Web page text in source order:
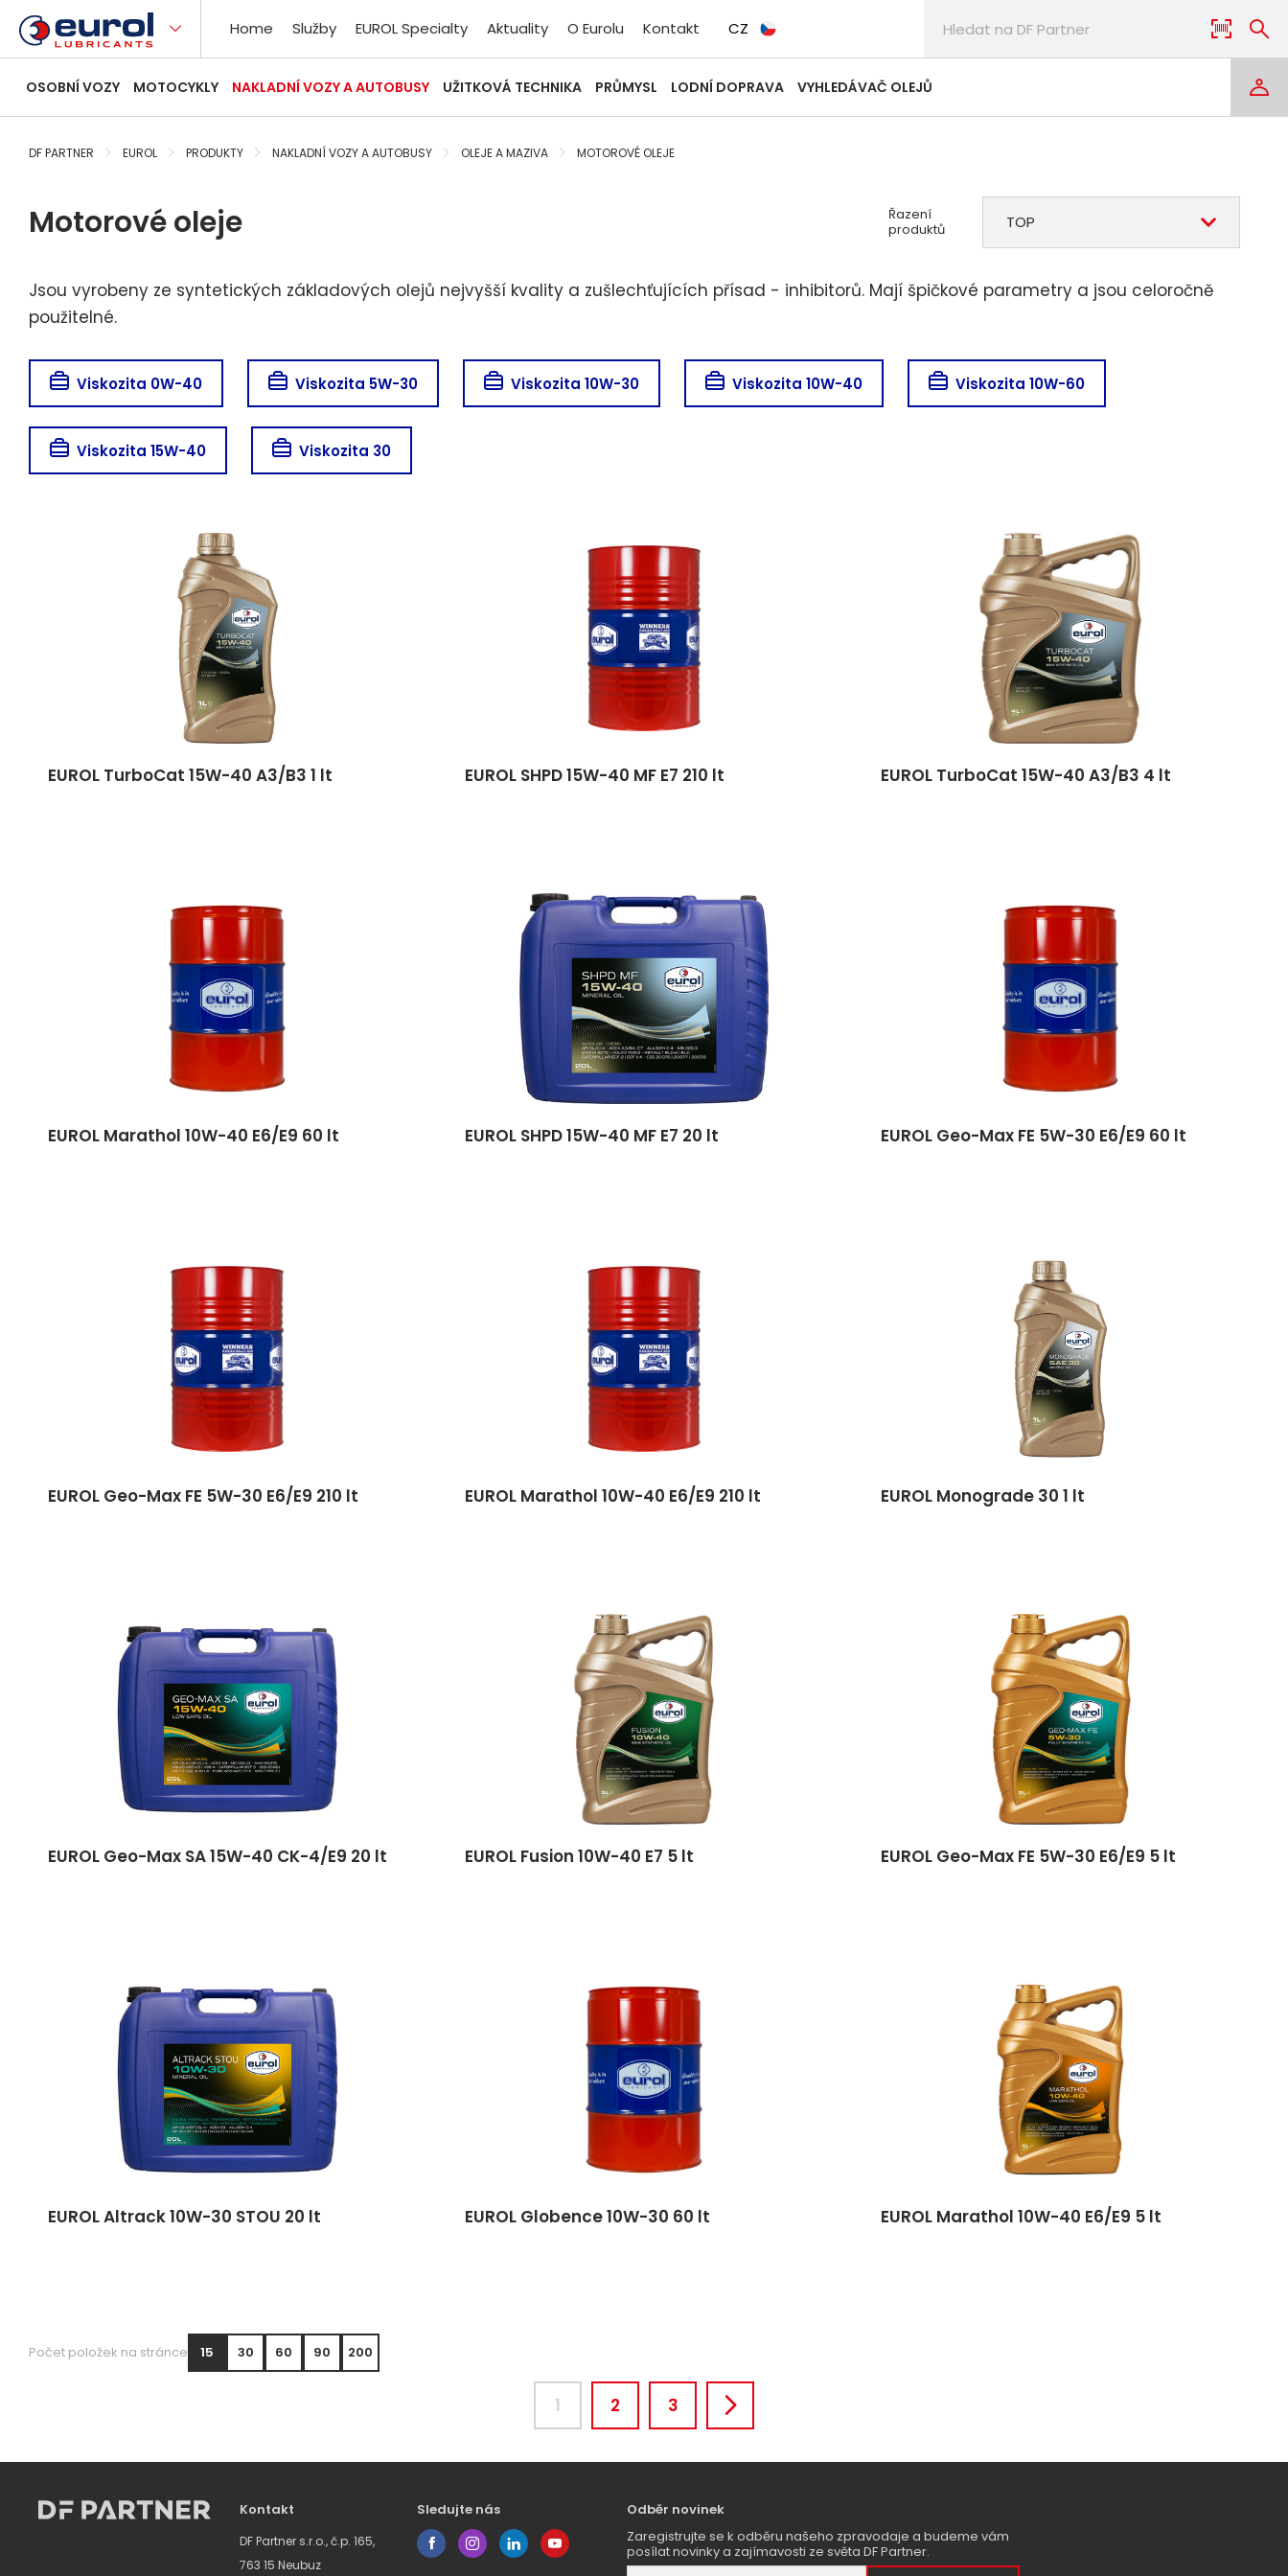
Home Služby EUROL Specialty Aktuality O Eurolu Kontakt CZ
OSOBNÍ VOZY MOTOCYKLY NAKLADNÍ VOZY A AUTOBUSY UŽITKOVÁ TECHNIKA PRŮMYSL LODNÍ DOPRAVA VYHLEDÁVAČ OLEJŮ
DF PARTNER EUROL PRODUKTY NAKLADNÍ VOZY A AUTOBUSY OLEJE A MAZIVA MOTOROVÉ OLEJE
Motorové oleje
Řazení
produktů
TOP
Jsou vyrobeny ze syntetických základových olejů nejvyšší kvality a zušlechťujících přísad - inhibitorů. Mají špičkové parametry a jsou celoročně
použitelné.
Viskozita 0W-40 Viskozita 5W-30 Viskozita 10W-30 Viskozita 10W-40 Viskozita 10W-60
Viskozita 15W-40 Viskozita 30
EUROL TurboCat 15W-40 A3/B3 1 lt EUROL SHPD 15W-40 MF E7 210 lt EUROL TurboCat 15W-40 A3/B3 4 lt
EUROL Marathol 10W-40 E6/E9 60 lt EUROL SHPD 15W-40 MF E7 20 lt EUROL Geo-Max FE 5W-30 E6/E9 60 lt
EUROL Geo-Max FE 5W-30 E6/E9 210 lt EUROL Marathol 10W-40 E6/E9 210 lt EUROL Monograde 30 1 lt
EUROL Geo-Max SA 15W-40 CK-4/E9 20 lt EUROL Fusion 10W-40 E7 5 lt EUROL Geo-Max FE 5W-30 E6/E9 5 lt
EUROL Altrack 10W-30 STOU 20 lt EUROL Globence 10W-30 60 lt EUROL Marathol 10W-40 E6/E9 5 lt
Počet položek na stránce 15 30 60 90 200
1 2 3
Kontakt
DF Partner s.r.o., č.p. 165,
763 15 Neubuz
Sledujte nás
Odběr novinek
Zaregistrujte se k odběru našeho zpravodaje a budeme vám
posílat novinky a zajímavosti ze světa DF Partner.